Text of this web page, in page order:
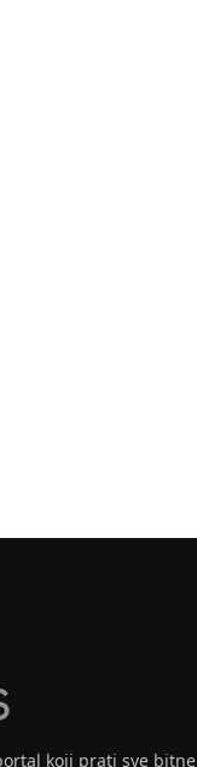
koji prati sve bitne